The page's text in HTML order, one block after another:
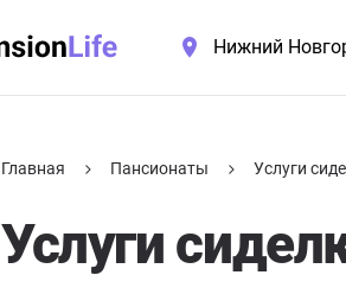
Нижний
Главная Пансионаты Услуги
Услуги